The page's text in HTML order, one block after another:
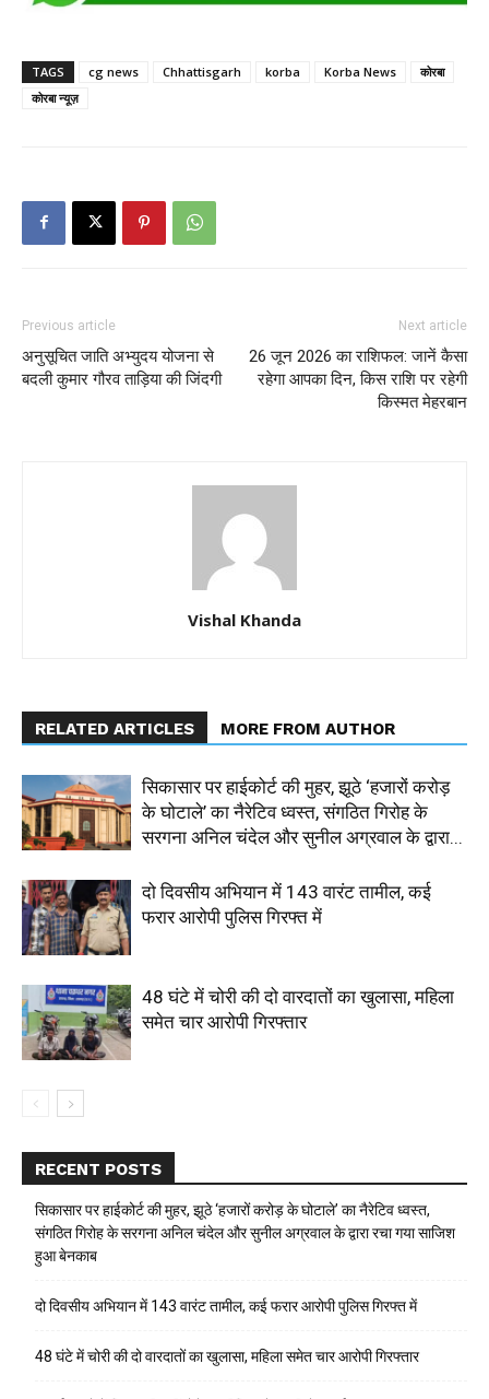
TAGS cg news Chhattisgarh korba Korba News
कोरबा
कोरबा न्यूज़
Previous article
अनुसूचित जाति अभ्युदय योजना से
बदली कुमार गौरव ताड़िया की जिंदगी
Next article
26 जून 2026 का राशिफल: जानें कैसा
रहेगा आपका दिन, किस राशि पर रहेगी
किस्मत मेहरबान
Vishal Khanda
RELATED ARTICLES MORE FROM AUTHOR
सिकासार पर हाईकोर्ट की मुहर, झूठे ‘हजारों करोड़
के घोटाले’ का नैरेटिव ध्वस्त, संगठित गिरोह के
सरगना अनिल चंदेल और सुनील अग्रवाल के द्वारा...
दो दिवसीय अभियान में 143 वारंट तामील, कई
फरार आरोपी पुलिस गिरफ्त में
48 घंटे में चोरी की दो वारदातों का खुलासा, महिला
समेत चार आरोपी गिरफ्तार
RECENT POSTS
सिकासार पर हाईकोर्ट की मुहर, झूठे ‘हजारों करोड़ के घोटाले’ का नैरेटिव ध्वस्त,
संगठित गिरोह के सरगना अनिल चंदेल और सुनील अग्रवाल के द्वारा रचा गया साजिश
हुआ बेनकाब
दो दिवसीय अभियान में 143 वारंट तामील, कई फरार आरोपी पुलिस गिरफ्त में
48 घंटे में चोरी की दो वारदातों का खुलासा, महिला समेत चार आरोपी गिरफ्तार